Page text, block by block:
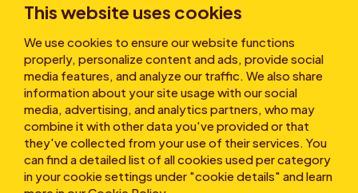
This website uses cookies
We use cookies to ensure our website functions
properly, personalize content and ads, provide social
media features, and analyze our traffic. We also share
information about your site usage with our social
media, advertising, and analytics partners, who may
combine it with other data you've provided or that
they've collected from your use of their services. You
can find a detailed list of all cookies used per category
in your cookie settings under "cookie details" and learn
Historier
Om os